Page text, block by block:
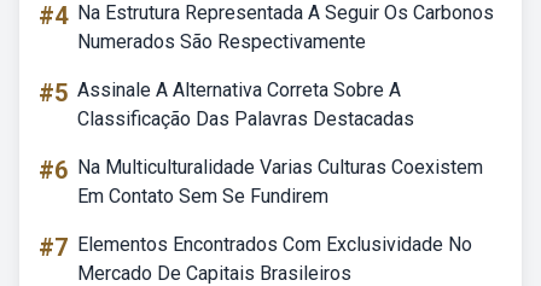
#4 Na Estrutura Representada A Seguir Os Carbonos
Numerados São Respectivamente
#5 Assinale A Alternativa Correta Sobre A
Classificação Das Palavras Destacadas
#6 Na Multiculturalidade Varias Culturas Coexistem
Em Contato Sem Se Fundirem
#7 Elementos Encontrados Com Exclusividade No
Mercado De Capitais Brasileiros